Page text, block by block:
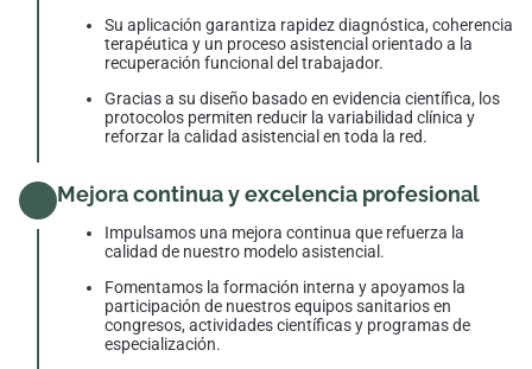
Su aplicación garantiza rapidez diagnóstica, coherencia
terapéutica y un proceso asistencial orientado a la
recuperación funcional del trabajador.
Gracias a su diseño basado en evidencia científica, los
protocolos permiten reducir la variabilidad clínica y
reforzar la calidad asistencial en toda la red.
Mejora continua y excelencia profesional
Impulsamos una mejora continua que refuerza la
calidad de nuestro modelo asistencial.
Fomentamos la formación interna y apoyamos la
participación de nuestros equipos sanitarios en
congresos, actividades científicas y programas de
especialización.